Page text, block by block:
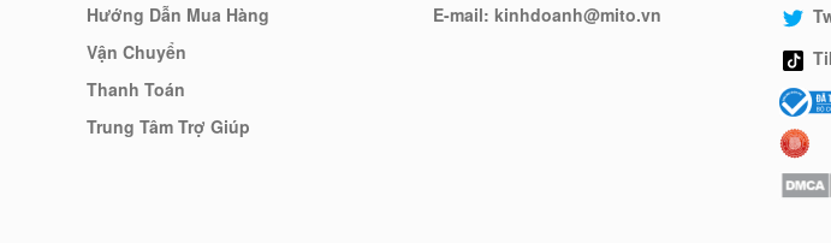
Hướng Dẫn Mua Hàng
Vận Chuyển
Thanh Toán
Trung Tâm Trợ Giúp
E-mail: kinhdoanh@mito.vn